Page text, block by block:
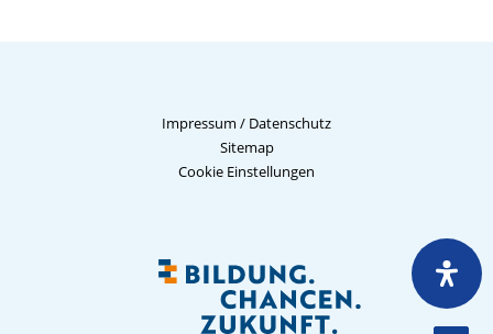
Impressum / Datenschutz
Sitemap
Cookie Einstellungen